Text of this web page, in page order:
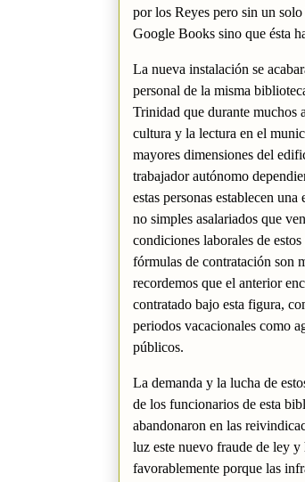
por los Reyes pero sin un
Google Books sino que ésta
La nueva instalación se
personal de la misma
Trinidad que durante muchos
cultura y la lectura en el
mayores dimensiones del
trabajador autónomo
estas personas establecen
no simples asalariados que
condiciones laborales de
fórmulas de contratación son
recordemos que el anterior
contratado bajo esta figura,
periodos vacacionales como
públicos.
La demanda y la lucha de
de los funcionarios de esta
abandonaron en las
luz este nuevo fraude de ley y
favorablemente porque las